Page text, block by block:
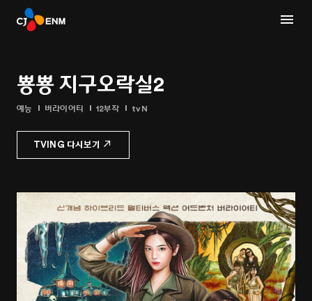
뿅뿅 지구오락실2
예능 버라이어티 12부작 tvN
TVING 다시보기